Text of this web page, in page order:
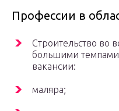
Профессии в
Строительство во
большими
вакансии:
маляра;